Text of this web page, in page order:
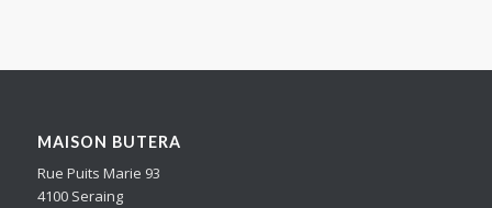
MAISON BUTERA
Rue Puits Marie 93
4100 Seraing